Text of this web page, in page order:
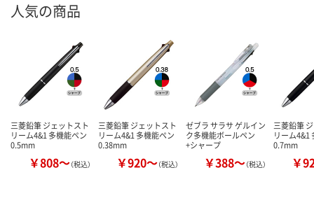
人気の商品
三菱鉛筆 ジェットスト
リーム4&1 多機能ペン
0.5mm
￥808～（税込）
三菱鉛筆 ジェットスト
リーム4&1 多機能ペン
0.38mm
￥920～（税込）
ゼブラ サラサ ゲルイン
ク多機能ボールペン
+シャープ
￥388～（税込）
三菱鉛筆
リーム4&1
0.7mm
￥